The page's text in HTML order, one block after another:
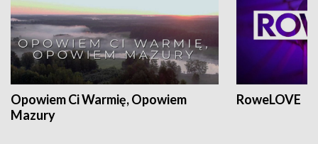
Opowiem Ci Warmię, Opowiem
Mazury
RoweLOVE